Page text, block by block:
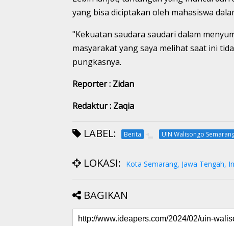
yang bisa diciptakan oleh mahasiswa
"Kekuatan saudara saudari dalam
masyarakat yang saya melihat saat ini
pungkasnya.
Reporter : Zidan
Redaktur : Zaqia
LABEL: Berita UIN Walisongo
LOKASI: Kota Semarang, Jawa Tengah,
BAGIKAN